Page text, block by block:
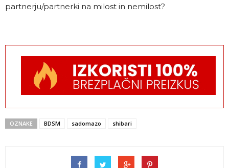
partnerju/partnerki na milost in nemilost?
OZNAKE BDSM sadomazo shibari